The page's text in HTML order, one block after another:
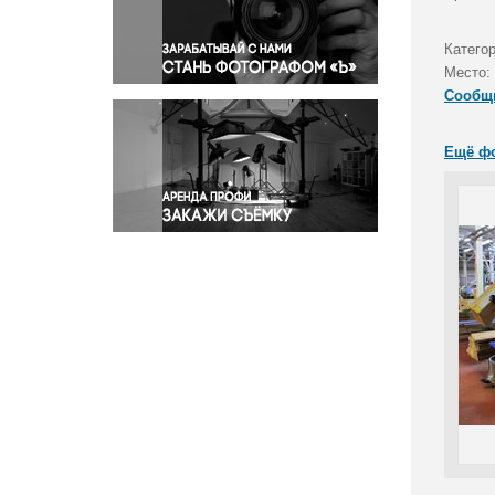
Правосудие
Происшествия и конфликты
Религия
Светская жизнь
Спорт
Экология
Экономика и бизнес
Место:
Ещё